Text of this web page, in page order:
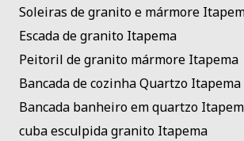
Soleiras de granito e mármore
Escada de granito Itapema
Peitoril de granito mármore Itapema
Bancada de cozinha Quartzo Itapema
Bancada banheiro em quartzo
cuba esculpida granito Itapema